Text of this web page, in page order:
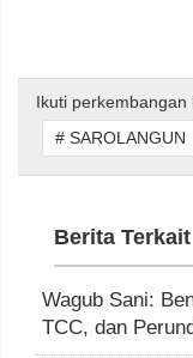
Ikuti
# SAROLANGUN
Berita Terkait
Wagub Sani:
TCC, dan